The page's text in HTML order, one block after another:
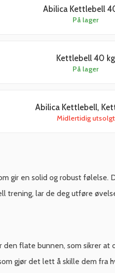
Abilica Kettlebell
På lager
Kettlebell 40 kg
På lager
Abilica Kettlebell,
Midlertidig utsolgt
gir en solid og robust
trening, lar de deg utføre
flate bunnen, som sikrer
gjør det lett å skille dem